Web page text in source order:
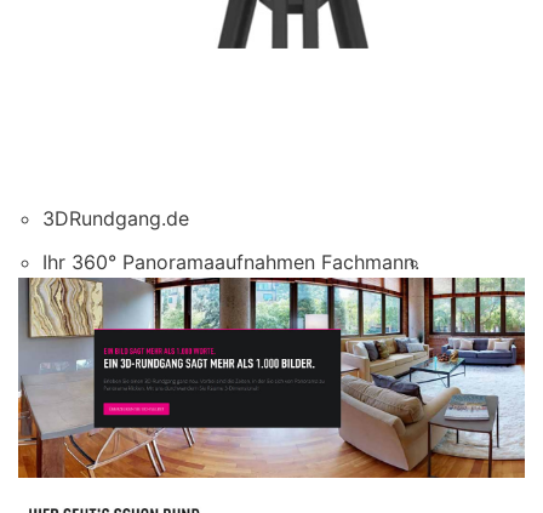
3DRundgang.de
Ihr 360° Panoramaaufnahmen Fachmann.